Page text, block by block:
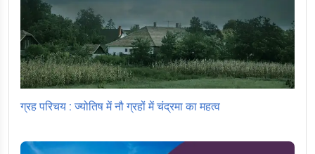
ग्रह परिचय : ज्योतिष में नौ ग्रहों में चंद्रमा का महत्व